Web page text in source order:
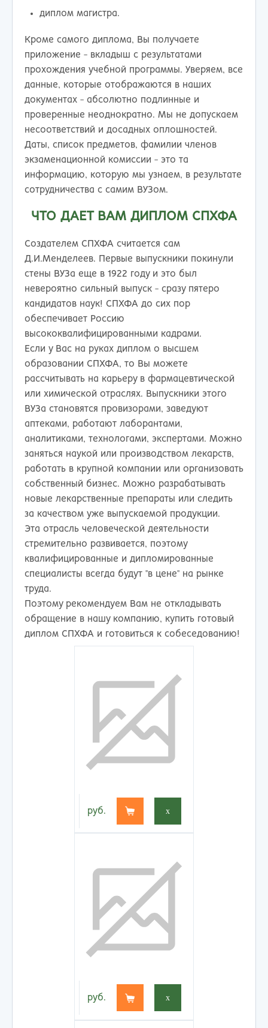
диплом магистра.
Кроме самого диплома, Вы получаете
приложение - вкладыш с результатами
прохождения учебной программы. Уверяем, все
данные, которые отображаются в наших
документах - абсолютно подлинные и
проверенные неоднократно. Мы не допускаем
несоответствий и досадных оплошностей.
Даты, список предметов, фамилии членов
экзаменационной комиссии - это та
информацию, которую мы узнаем, в результате
сотрудничества с самим ВУЗом.
ЧТО ДАЕТ ВАМ ДИПЛОМ СПХФА
Создателем СПХФА считается сам
Д.И.Менделеев. Первые выпускники покинули
стены ВУЗа еще в 1922 году и это был
невероятно сильный выпуск - сразу пятеро
кандидатов наук! СПХФА до сих пор
обеспечивает Россию
высококвалифицированными кадрами.
Если у Вас на руках диплом о высшем
образовании СПХФА, то Вы можете
рассчитывать на карьеру в фармацевтической
или химической отраслях. Выпускники этого
ВУЗа становятся провизорами, заведуют
аптеками, работают лаборантами,
аналитиками, технологами, экспертами. Можно
заняться наукой или производством лекарств,
работать в крупной компании или организовать
собственный бизнес. Можно разрабатывать
новые лекарственные препараты или следить
за качеством уже выпускаемой продукции.
Эта отрасль человеческой деятельности
стремительно развивается, поэтому
квалифицированные и дипломированные
специалисты всегда будут "в цене" на рынке
труда.
Поэтому рекомендуем Вам не откладывать
обращение в нашу компанию, купить готовый
диплом СПХФА и готовиться к собеседованию!
руб. x
руб. x